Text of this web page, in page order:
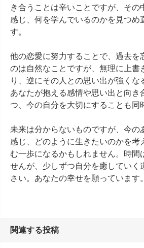
き合うことは辛いことですが、その
感じ、何を学んでいるのかを見つめ
す。
他の恋愛に努力することで、過去を
のは自然なことですが、無理に上書
り、逆にその人との思い出が強くな
あなたが抱える感情や思い出と向き
つ、今の自分を大切にすることも同
未来は分からないものですが、今の
感じ、どのように生きたいのかを考
む一歩になるかもしれません。時間
せんが、少しずつ自分を癒していく
さい。あなたの幸せを願っています。
関連する投稿